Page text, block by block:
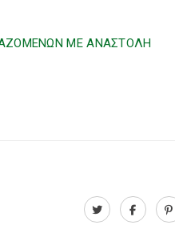
ΜΕ ΑΝΑΣΤΟΛΗ